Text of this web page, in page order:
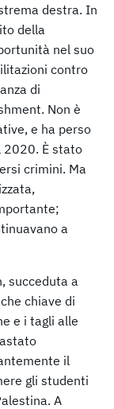
destra. In
della
nel suo
contro
di
Non è
e ha perso
2020. È stato
crimini. Ma
a
succeduta a
chiave di
e i tagli alle
il
gli studenti
A